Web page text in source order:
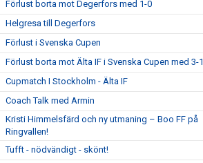
Förlust borta mot Degerfors med 1-0
Helgresa till Degerfors
Förlust i Svenska Cupen
Förlust borta mot Älta IF i Svenska Cupen med 3-1
Cupmatch I Stockholm - Älta IF
Coach Talk med Armin
Kristi Himmelsfärd och ny utmaning – Boo FF på
Ringvallen!
Tufft - nödvändigt - skönt!